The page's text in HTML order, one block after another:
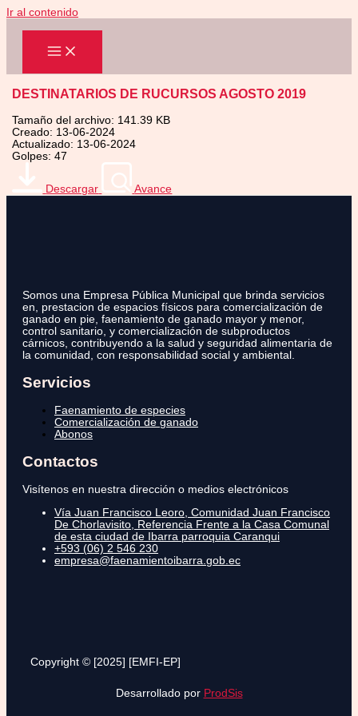
Ir al contenido
DESTINATARIOS DE RUCURSOS AGOSTO 2019
Tamaño del archivo: 141.39 KB
Creado: 13-06-2024
Actualizado: 13-06-2024
Golpes: 47
Descargar Avance
Somos una Empresa Pública Municipal que brinda servicios
en, prestacion de espacios físicos para comercialización de
ganado en pie, faenamiento de ganado mayor y menor,
control sanitario, y comercialización de subproductos
cárnicos, contribuyendo a la salud y seguridad alimentaria de
la comunidad, con responsabilidad social y ambiental.
Servicios
Faenamiento de especies
Comercialización de ganado
Abonos
Contactos
Visítenos en nuestra dirección o medios electrónicos
Vía Juan Francisco Leoro, Comunidad Juan Francisco
De Chorlavisito, Referencia Frente a la Casa Comunal
de esta ciudad de Ibarra parroquia Caranqui
+593 (06) 2 546 230
empresa@faenamientoibarra.gob.ec
Copyright © [2025] [EMFI-EP]
Desarrollado por ProdSis